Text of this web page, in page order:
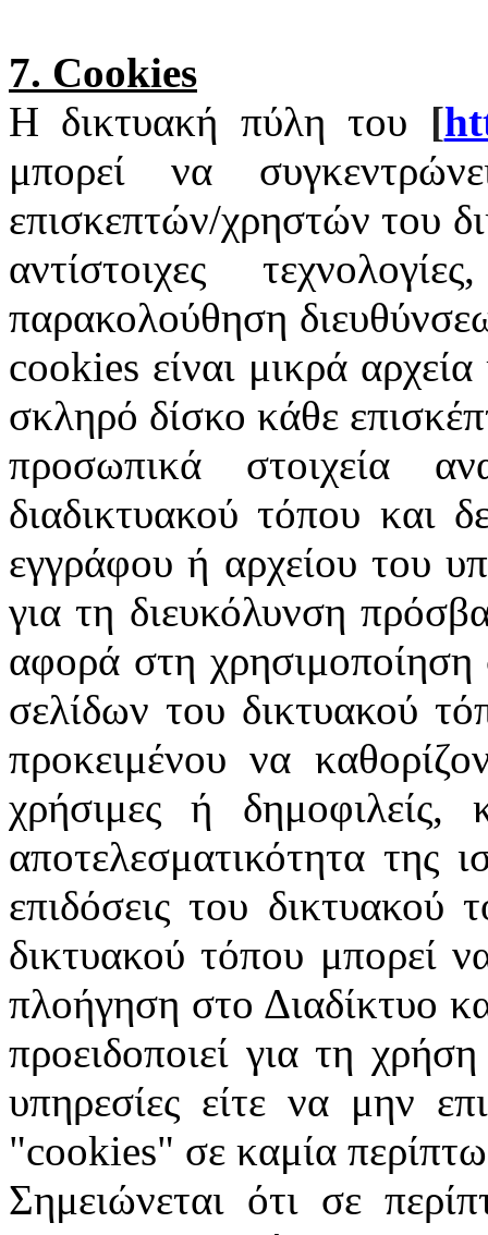
7. Cookies
Η δικτυακή πύλη του [
μπορεί να
επισκεπτών/χρηστών του
αντίστοιχες
παρακολούθηση
cookies είναι μικρά
σκληρό δίσκο κάθε
προσωπικά στοιχεία
διαδικτυακού τόπου και
εγγράφου ή αρχείου του
για τη διευκόλυνση
αφορά στη
σελίδων του δικτυακού
προκειμένου να
χρήσιμες ή
αποτελεσματικότητα της
επιδόσεις του δικτυακού
δικτυακού τόπου μπορεί
πλοήγηση στο Διαδίκτυο
προειδοποιεί για τη
υπηρεσίες είτε να μην
"cookies" σε καμία
Σημειώνεται ότι σε